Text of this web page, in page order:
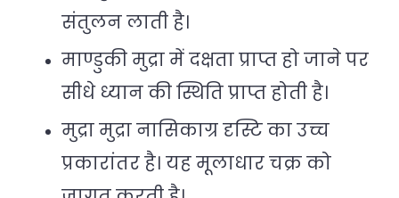
संतुलन लाती है।
माण्डुकी मुद्रा में दक्षता प्राप्त हो जाने पर
सीधे ध्यान की स्थिति प्राप्त होती है।
मुद्रा मुद्रा नासिकाग्र दृस्टि का उच्च
प्रकारांतर है। यह मूलाधार चक्र को